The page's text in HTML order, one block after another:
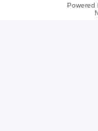
Powered